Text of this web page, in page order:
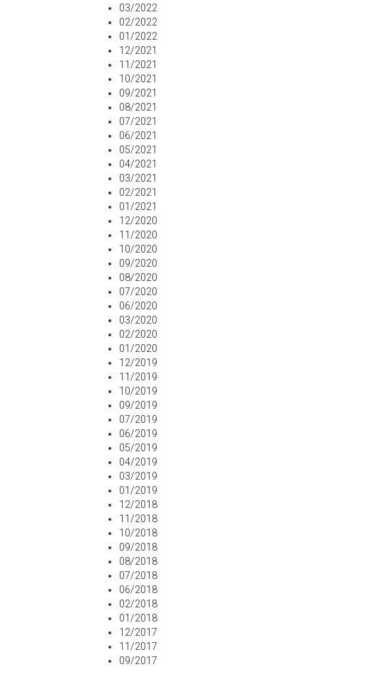
03/2022
02/2022
01/2022
12/2021
11/2021
10/2021
09/2021
08/2021
07/2021
06/2021
05/2021
04/2021
03/2021
02/2021
01/2021
12/2020
11/2020
10/2020
09/2020
08/2020
07/2020
06/2020
03/2020
02/2020
01/2020
12/2019
11/2019
10/2019
09/2019
07/2019
06/2019
05/2019
04/2019
03/2019
01/2019
12/2018
11/2018
10/2018
09/2018
08/2018
07/2018
06/2018
02/2018
01/2018
12/2017
11/2017
09/2017